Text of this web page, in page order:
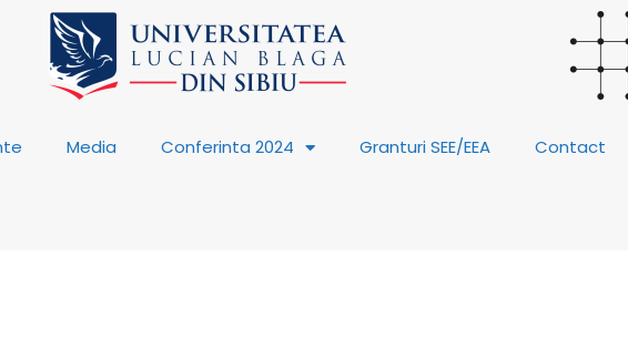
Media Conferinta 2024 Granturi SEE/EEA Contact